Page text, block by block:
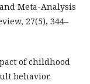
Meta-Analysis
27(5), 344–
of childhood
behavior.